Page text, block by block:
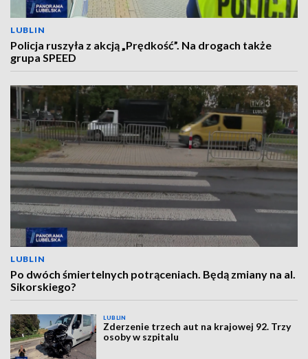
LUBLIN
Policja ruszyła z akcją „Prędkość”. Na drogach także
grupa SPEED
LUBLIN
Po dwóch śmiertelnych potrąceniach. Będą zmiany na al.
Sikorskiego?
LUBLIN
Zderzenie trzech aut na krajowej 92. Trzy
osoby w szpitalu